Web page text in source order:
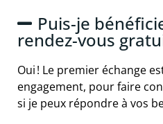
Puis-je
rendez-vous
Oui ! Le premier échange
engagement, pour faire
si je peux répondre à vos